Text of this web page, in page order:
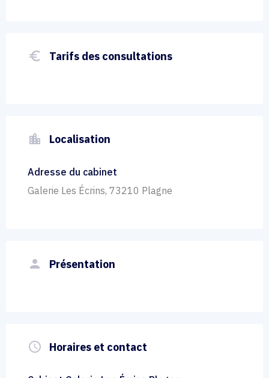
euro_symbol Tarifs des consultations
location_city Localisation
Adresse du cabinet
Galerie Les Écrins, 73210 Plagne
person Présentation
query_builder Horaires et contact